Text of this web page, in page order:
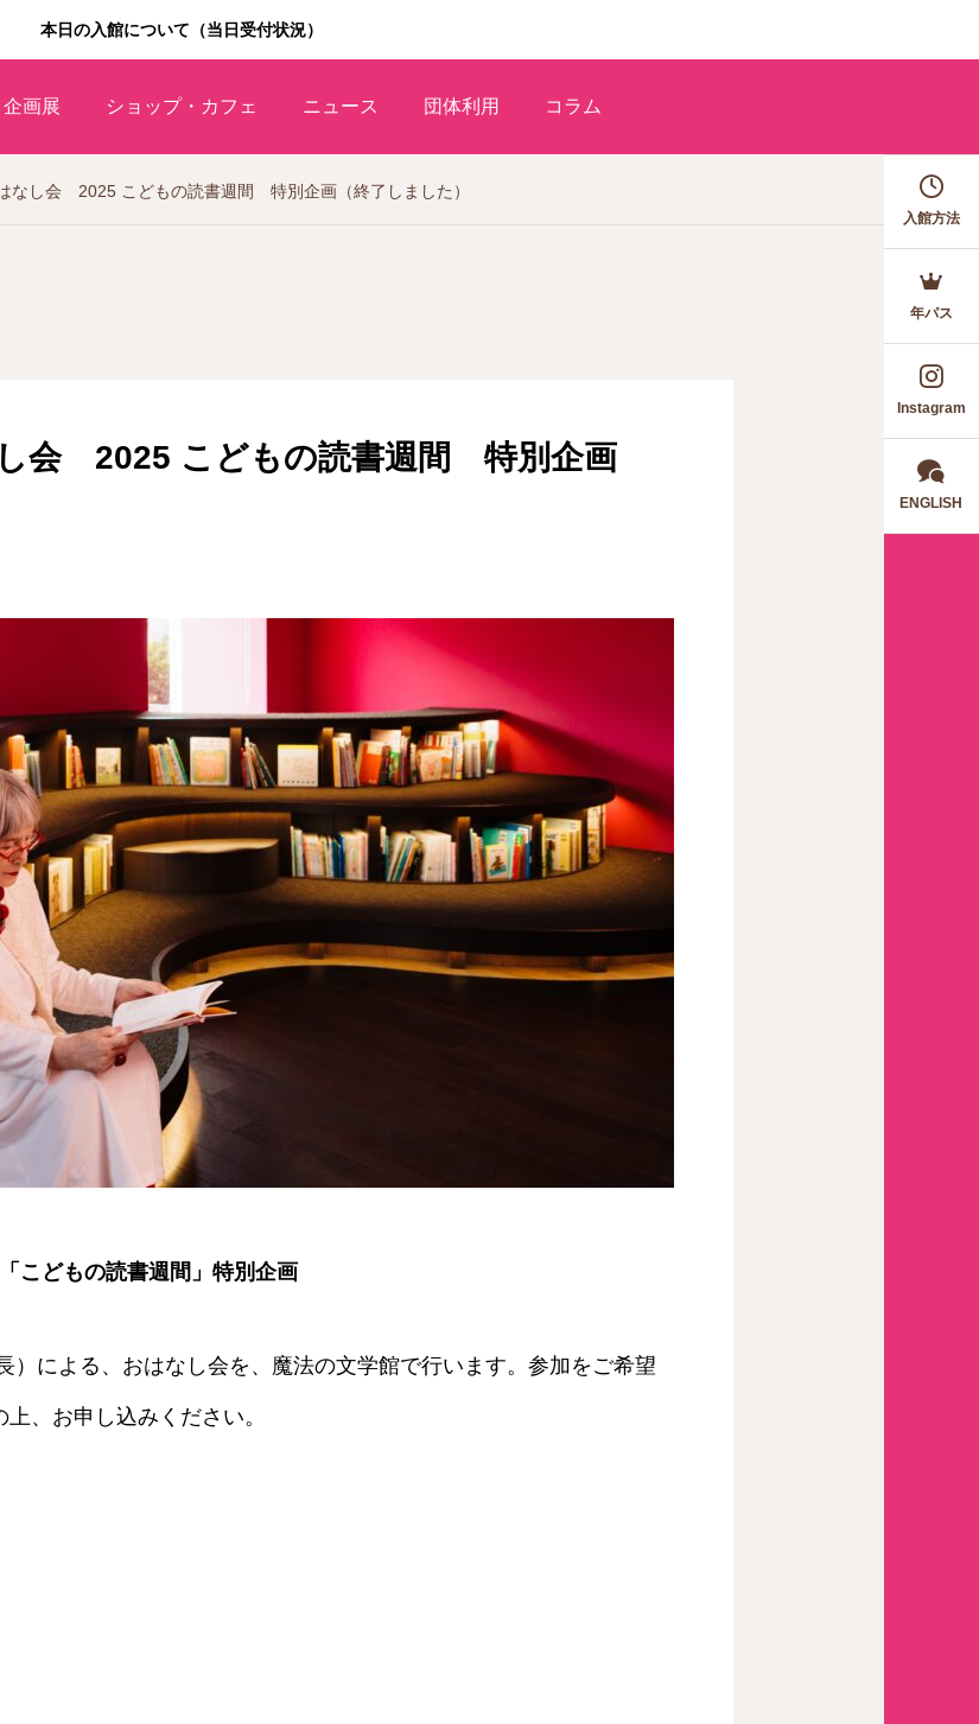
本日の入館について（当日受付状況）
企画展 ショップ・カフェ ニュース 団体利用 コラム
入館方法
年パス
Instagram
ENGLISH
なし会 2025 こどもの読書週間 特別企画（終了しました）
会 2025 こどもの読書週間 特別企画
こどもの読書週間」特別企画
）による、おはなし会を、魔法の文学館で行います。参加をご希望
、お申し込みください。